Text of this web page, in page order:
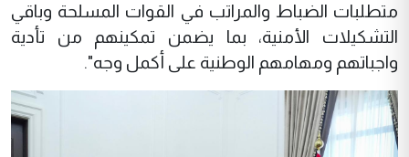
متطلبات الضباط والمراتب في القوات المسلحة وباقي
التشكيلات الأمنية، بما يضمن تمكينهم من تأدية
واجباتهم ومهامهم الوطنية على أكمل وجه".